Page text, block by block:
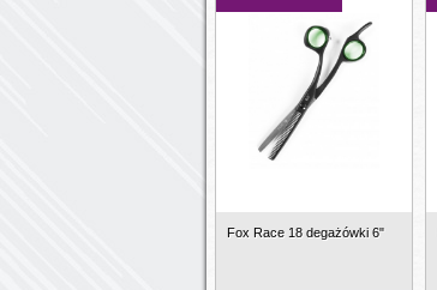
Fox Race 18 degażówki 6"